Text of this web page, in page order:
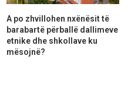
A po zhvillohen nxënësit të
barabartë përballë dallimeve
etnike dhe shkollave ku
mësojnë?